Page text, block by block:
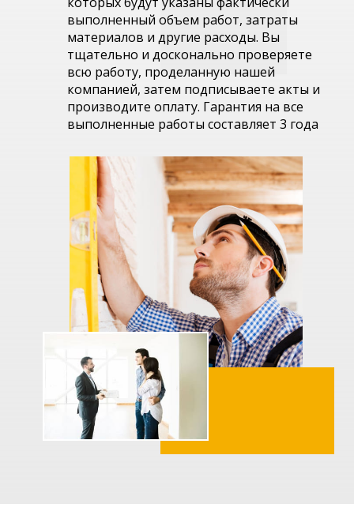
выполненный объем работ, затраты
материалов и другие расходы. Вы
тщательно и досконально проверяете
всю работу, проделанную нашей
компанией, затем подписываете акты и
производите оплату. Гарантия на все
выполненные работы составляет 3 года